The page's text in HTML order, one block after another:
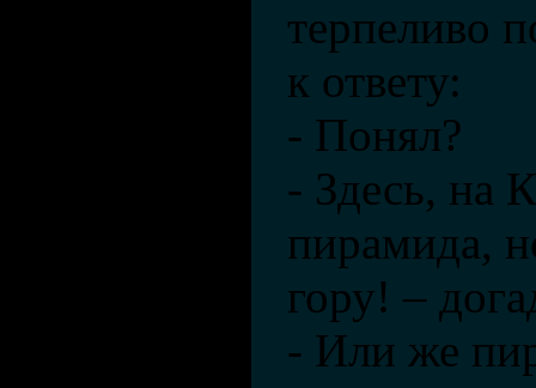
терпеливо
к ответу:
- Понял?
- Здесь, на
пирамида,
гору! –
- Или же